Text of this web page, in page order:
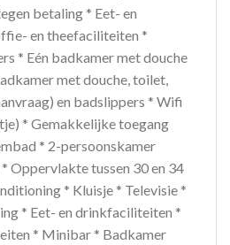
betaling * Eet- en
en theefaciliteiten *
* Eén badkamer met douche
met douche, toilet,
en badslippers * Wifi
* Gemakkelijke toegang
* 2-persoonskamer
Oppervlakte tussen 30 en 34
* Kluisje * Televisie *
* Eet- en drinkfaciliteiten *
* Minibar * Badkamer